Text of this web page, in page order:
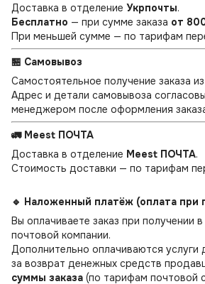
Доставка в отделение Укрпочты.
Бесплатно — при сумме заказа от
При меньшей сумме — по тарифам
🏪 Самовывоз
Самостоятельное получение заказа
Адрес и детали самовывоза
менеджером после оформления
🚛 Meest ПОЧТА
Доставка в отделение Meest ПОЧТА.
Стоимость доставки — по тарифам
🔹 Наложенный платёж (оплата при
Вы оплачиваете заказ при получении
почтовой компании.
Дополнительно оплачиваются услуги
за возврат денежных средств
суммы заказа (по тарифам почтовой